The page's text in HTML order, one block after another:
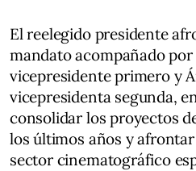
El reelegido presidente
mandato acompañado
vicepresidente primero y
vicepresidenta segunda,
consolidar los proyectos
los últimos años y
sector cinematográfico